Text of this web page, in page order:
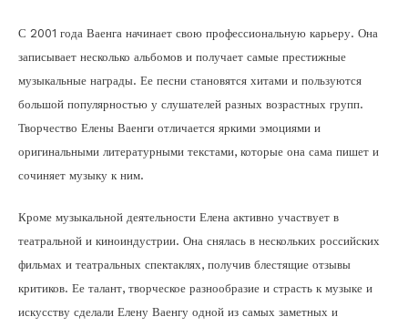
С 2001 года Ваенга начинает свою профессиональную карьеру. Она
записывает несколько альбомов и получает самые престижные
музыкальные награды. Ее песни становятся хитами и пользуются
большой популярностью у слушателей разных возрастных групп.
Творчество Елены Ваенги отличается яркими эмоциями и
оригинальными литературными текстами, которые она сама пишет и
сочиняет музыку к ним.
Кроме музыкальной деятельности Елена активно участвует в
театральной и киноиндустрии. Она снялась в нескольких российских
фильмах и театральных спектаклях, получив блестящие отзывы
критиков. Ее талант, творческое разнообразие и страсть к музыке и
искусству сделали Елену Ваенгу одной из самых заметных и